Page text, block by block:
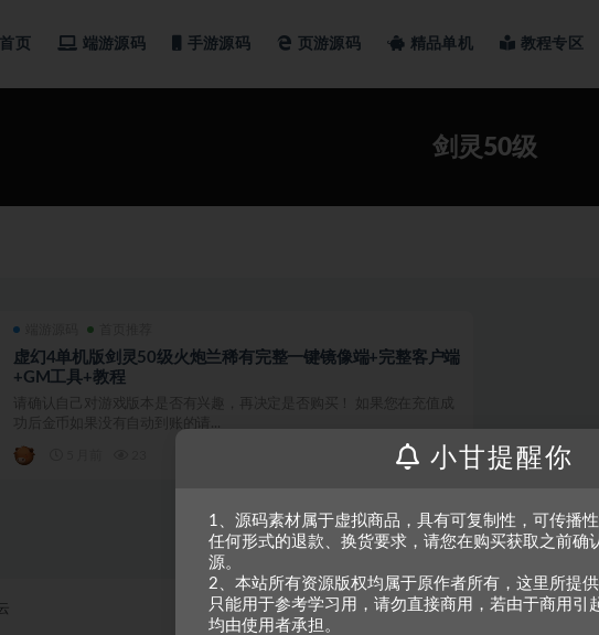
首页 端游源码 手游源码 页游源码 精品单机 教程专区
剑灵50级
虚幻4单机版剑灵50级火炮兰稀有完整一键镜像端+完整客户端
+GM工具+教程
请确认自己对游戏版本是否有兴趣，再决定是否购买！ 如果您在充值成
功后金币如果没有自动到账的请...
300
小甘提醒你
1、源码素材属于虚拟商品，具有可复制性，可传播
任何形式的退款、换货要求，请您在购买获取之前确
源。
2、本站所有资源版权均属于原作者所有，这里所提
只能用于参考学习用，请勿直接商用，若由于商用引
均由使用者承担。